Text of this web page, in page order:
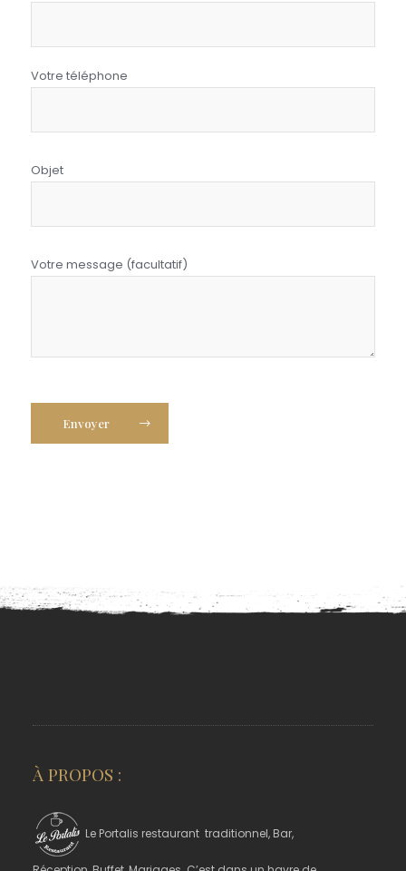
Votre téléphone
Objet
Votre message (facultatif)
Envoyer
À PROPOS :
Le Portalis restaurant traditionnel, Bar,